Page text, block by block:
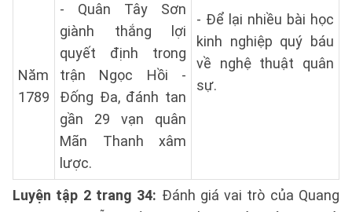
- Để lại nhiều bài học
kinh nghiệp quý báu
về nghệ thuật quân
sự.
Năm
1789
- Quân Tây Sơn
giành thắng lợi
quyết định trong
trận Ngọc Hồi -
Đống Đa, đánh tan
gần 29 vạn quân
Mãn Thanh xâm
lược.
Luyện tập 2 trang 34: Đánh giá vai trò của Quang